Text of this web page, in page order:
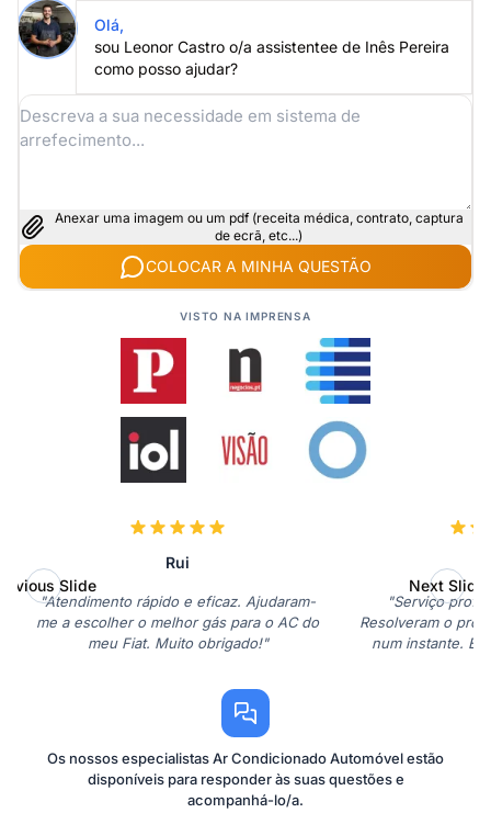
Olá,
sou Leonor Castro o/a assistentee de Inês Pereira
como posso ajudar?
Anexar uma imagem ou um pdf (receita médica, contrato, captura
de ecrã, etc...)
COLOCAR A MINHA QUESTÃO
VISTO NA IMPRENSA
Rui
"Atendimento rápido e eficaz. Ajudaram-
me a escolher o melhor gás para o AC do
meu Fiat. Muito obrigado!"
"Serviço
Resolveram o
num instante.
Slide Next Slide
Os nossos especialistas Ar Condicionado Automóvel estão
disponíveis para responder às suas questões e
acompanhá-lo/a.